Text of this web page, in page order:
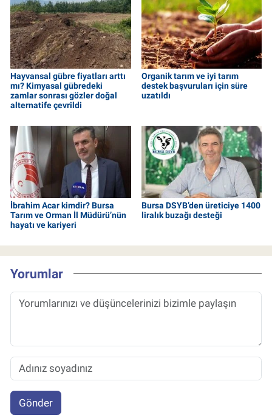
Hayvansal gübre fiyatları arttı
mı? Kimyasal gübredeki
zamlar sonrası gözler doğal
alternatife çevrildi
Organik tarım ve iyi tarım
destek başvuruları için süre
uzatıldı
İbrahim Acar kimdir? Bursa
Tarım ve Orman İl Müdürü’nün
hayatı ve kariyeri
Bursa DSYB’den üreticiye 1400
liralık buzağı desteği
Yorumlar
Gönder